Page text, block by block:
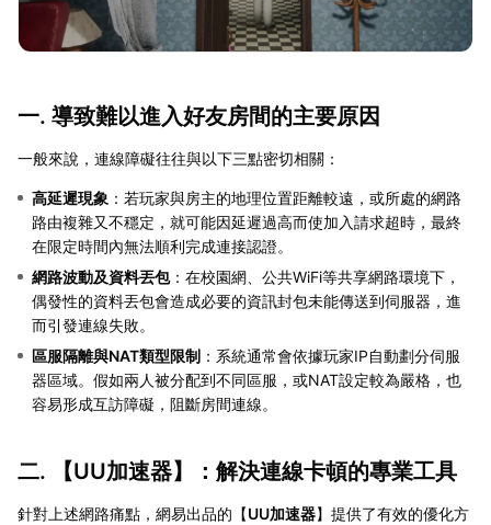
一. 導致難以進入好友房間的主要原因
一般來說，連線障礙往往與以下三點密切相關：
高延遲現象 ：若玩家與房主的地理位置距離較遠，或所處的網路
路由複雜又不穩定，就可能因延遲過高而使加入請求超時，最終
在限定時間內無法順利完成連接認證。
網路波動及資料丟包：在校園網、公共WiFi等共享網路環境下，
偶發性的資料丟包會造成必要的資訊封包未能傳送到伺服器，進
而引發連線失敗。
區服隔離與NAT類型限制 ：系統通常會依據玩家IP自動劃分伺服
器區域。假如兩人被分配到不同區服，或NAT設定較為嚴格，也
容易形成互訪障礙，阻斷房間連線。
二. 【UU加速器】：解決連線卡頓的專業工具
針對上述網路痛點，網易出品的【UU加速器】提供了有效的優化方